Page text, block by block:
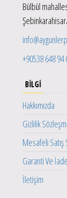
Bülbül
+90538 648 94
BILGI
Hakkımızda
Gizlilik
Mesafeli
Garanti Ve
İletişim